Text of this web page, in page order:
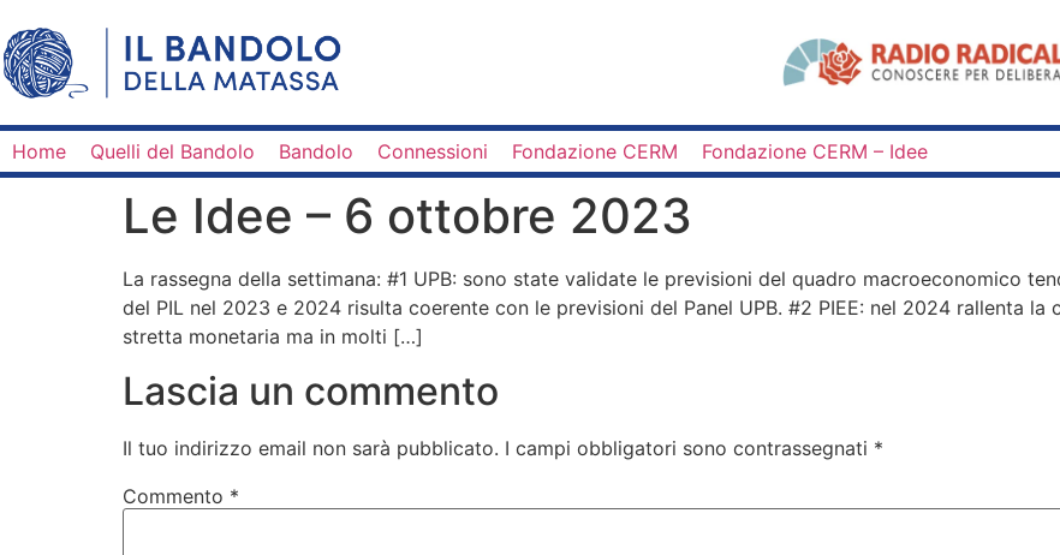
Home Quelli del Bandolo Bandolo Connessioni Fondazione CERM Fondazione CERM – Idee
Le Idee – 6 ottobre 2023
La rassegna della settimana: #1 UPB: sono state validate le previsioni del quadro macroeconomico
del PIL nel 2023 e 2024 risulta coerente con le previsioni del Panel UPB. #2 PIEE: nel 2024 rallenta
stretta monetaria ma in molti […]
Lascia un commento
Il tuo indirizzo email non sarà pubblicato. I campi obbligatori sono contrassegnati *
Commento *